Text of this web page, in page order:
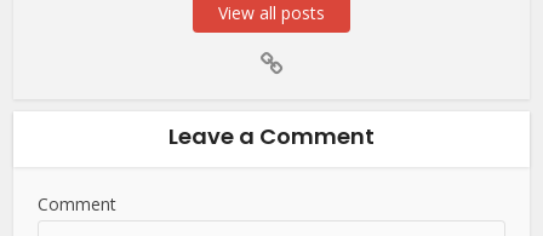
View all posts
Leave a Comment
Comment